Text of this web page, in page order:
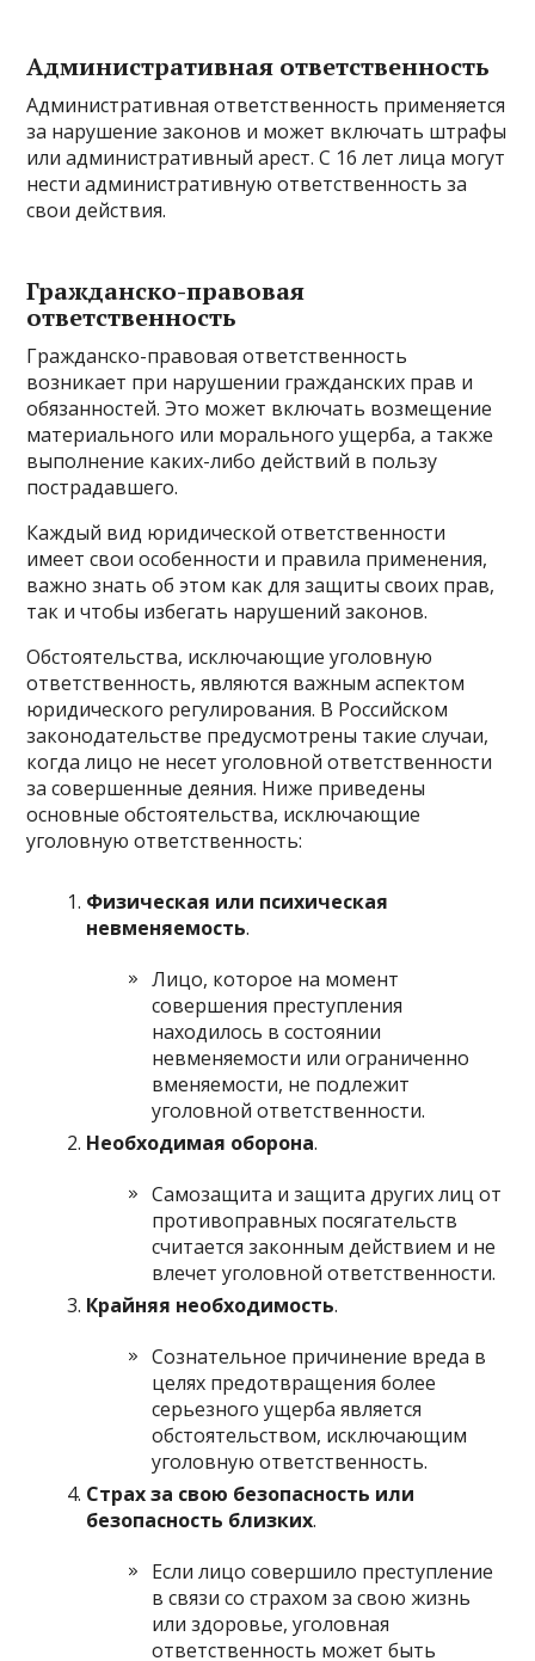
Административная ответственность
Административная ответственность применяется
за нарушение законов и может включать штрафы
или административный арест. С 16 лет лица могут
нести административную ответственность за
свои действия.
Гражданско-правовая
ответственность
Гражданско-правовая ответственность
возникает при нарушении гражданских прав и
обязанностей. Это может включать возмещение
материального или морального ущерба, а также
выполнение каких-либо действий в пользу
пострадавшего.
Каждый вид юридической ответственности
имеет свои особенности и правила применения,
важно знать об этом как для защиты своих прав,
так и чтобы избегать нарушений законов.
Обстоятельства, исключающие уголовную
ответственность, являются важным аспектом
юридического регулирования. В Российском
законодательстве предусмотрены такие случаи,
когда лицо не несет уголовной ответственности
за совершенные деяния. Ниже приведены
основные обстоятельства, исключающие
уголовную ответственность:
Физическая или психическая
невменяемость.
Лицо, которое на момент
совершения преступления
находилось в состоянии
невменяемости или ограниченно
вменяемости, не подлежит
уголовной ответственности.
Необходимая оборона.
Самозащита и защита других лиц от
противоправных посягательств
считается законным действием и не
влечет уголовной ответственности.
Крайняя необходимость.
Сознательное причинение вреда в
целях предотвращения более
серьезного ущерба является
обстоятельством, исключающим
уголовную ответственность.
Страх за свою безопасность или
безопасность близких.
Если лицо совершило преступление
в связи со страхом за свою жизнь
или здоровье, уголовная
ответственность может быть